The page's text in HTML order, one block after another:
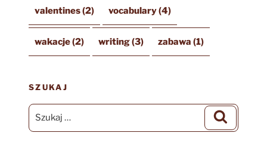
valentines(2) vocabulary(4)
wakacje(2) writing(3) zabawa (1)
SZUKAJ
Szukaj: